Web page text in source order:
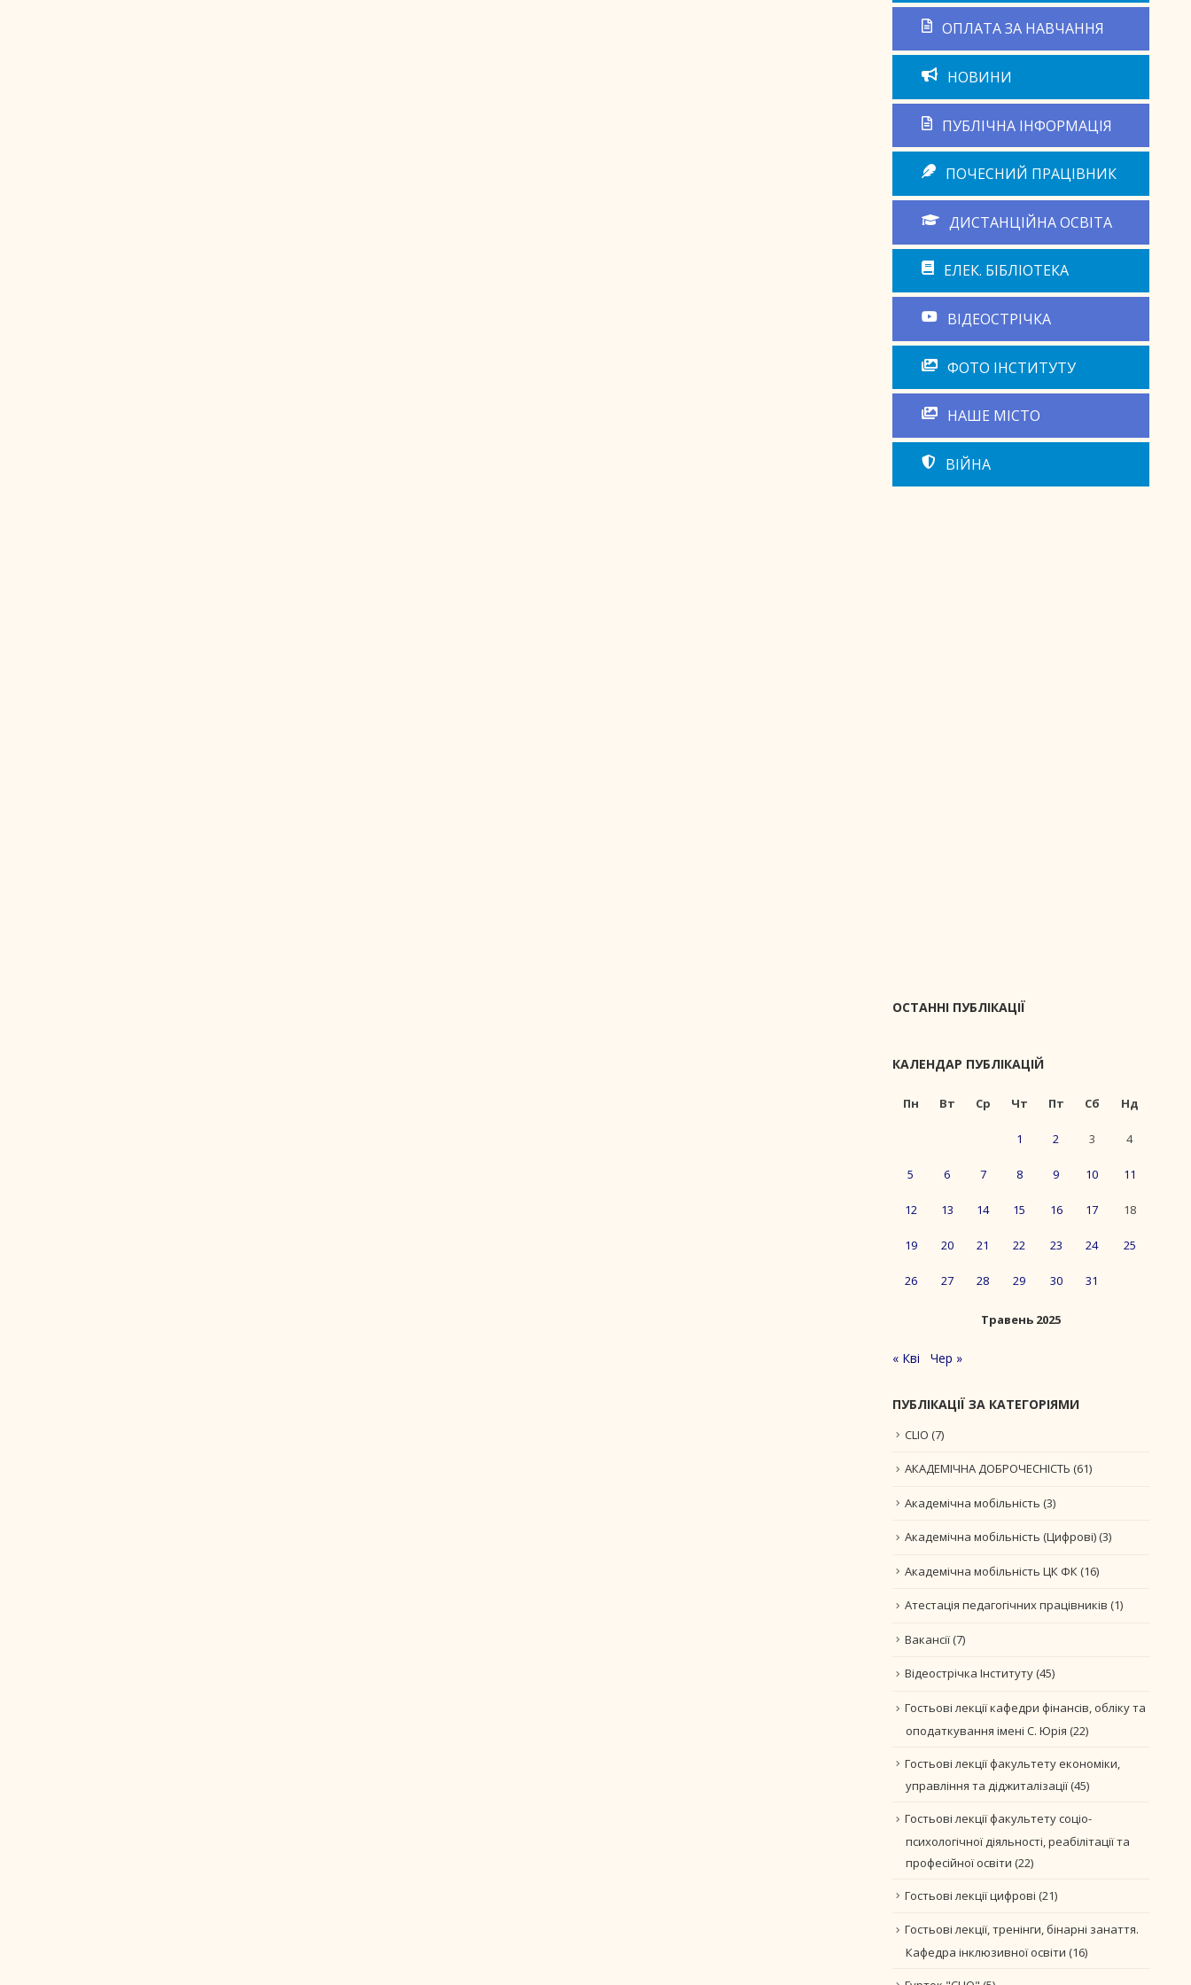
ОПЛАТА ЗА НАВЧАННЯ
НОВИНИ
ПУБЛІЧНА ІНФОРМАЦІЯ
ПОЧЕСНИЙ ПРАЦІВНИК
ДИСТАНЦІЙНА ОСВІТА
ЕЛЕК. БІБЛІОТЕКА
ВІДЕОСТРІЧКА
ФОТО ІНСТИТУТУ
НАШЕ МІСТО
ВІЙНА
ОСТАННІ ПУБЛІКАЦІЇ
КАЛЕНДАР ПУБЛІКАЦІЙ
Травень 2025
Пн Вт Ср Чт Пт Сб Нд
1 2 3 4
5 6 7 8 9 10 11
12 13 14 15 16 17 18
19 20 21 22 23 24 25
26 27 28 29 30 31
« Кві Чер »
ПУБЛІКАЦІЇ ЗА КАТЕГОРІЯМИ
CLIO (7)
АКАДЕМІЧНА ДОБРОЧЕСНІСТЬ (61)
Академічна мобільність (3)
Академічна мобільність (Цифрові)(3)
Академічна мобільність ЦК ФК(16)
Атестація педагогічних працівників (1)
Вакансії(7)
Відеострічка Інституту(45)
Гостьові лекції кафедри фінансів, обліку та
оподаткування імені С. Юрія (22)
Гостьові лекції факультету економіки,
управління та діджиталізації(45)
Гостьові лекції факультету соціо-
психологічної діяльності, реабілітації та
професійної освіти (22)
Гостьові лекції цифрові (21)
Гостьові лекції, тренінги, бінарні занаття.
Кафедра інклюзивної освіти (16)